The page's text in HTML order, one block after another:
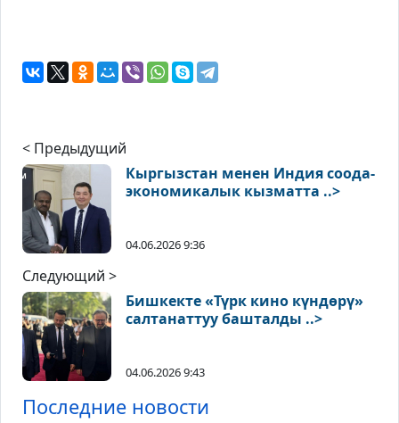
< Предыдущий
Кыргызстан менен Индия соода-
экономикалык кызматта ..>
04.06.2026 9:36
Следующий >
Бишкекте «Түрк кино күндөрү»
салтанаттуу башталды ..>
04.06.2026 9:43
Последние новости